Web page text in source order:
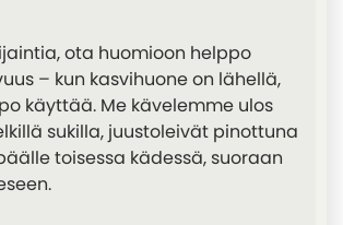
ota huomioon helppo
– kun kasvihuone on lähellä,
käyttää. Me kävelemme ulos
sukilla, juustoleivät pinottuna
toisessa kädessä, suoraan